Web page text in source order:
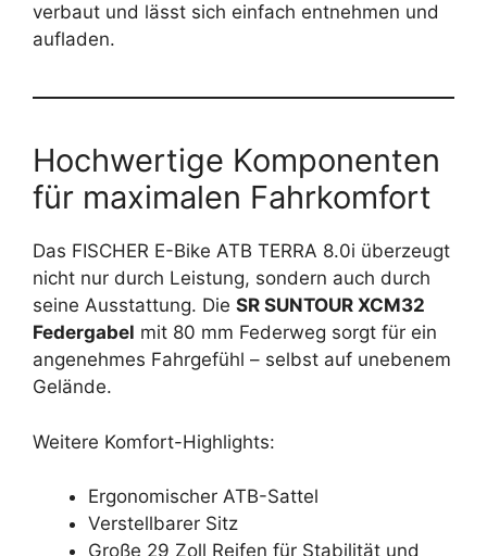
verbaut und lässt sich einfach entnehmen und
aufladen.
Hochwertige Komponenten
für maximalen Fahrkomfort
Das FISCHER E-Bike ATB TERRA 8.0i überzeugt
nicht nur durch Leistung, sondern auch durch
seine Ausstattung. Die SR SUNTOUR XCM32
Federgabel mit 80 mm Federweg sorgt für ein
angenehmes Fahrgefühl – selbst auf unebenem
Gelände.
Weitere Komfort-Highlights:
Ergonomischer ATB-Sattel
Verstellbarer Sitz
Große 29 Zoll Reifen für Stabilität und